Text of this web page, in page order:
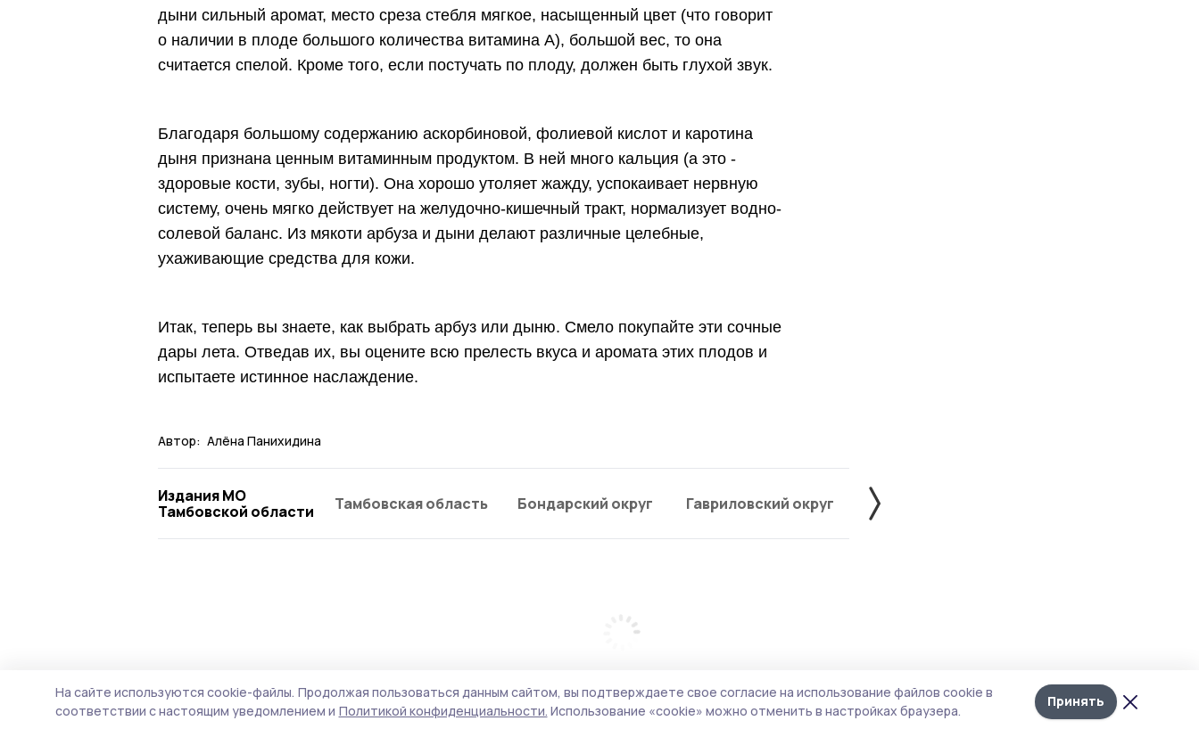
Лента
новостей
дыни сильный аромат, место среза стебля мягкое, насыщенный цвет (что говорит
о наличии в плоде большого количества витамина А), большой вес, то она
считается спелой. Кроме того, если постучать по плоду, должен быть глухой звук.
Благодаря большому содержанию аскорбиновой, фолиевой кислот и каротина
дыня признана ценным витаминным продуктом. В ней много кальция (а это -
здоровые кости, зубы, ногти). Она хорошо утоляет жажду, успокаивает нервную
систему, очень мягко действует на желудочно-кишечный тракт, нормализует водно-
солевой баланс. Из мякоти арбуза и дыни делают различные целебные,
ухаживающие средства для кожи.
Итак, теперь вы знаете, как выбрать арбуз или дыню. Смело покупайте эти сочные
дары лета. Отведав их, вы оцените всю прелесть вкуса и аромата этих плодов и
испытаете истинное наслаждение.
Автор: Алёна Панихидина
Издания МО
Тамбовской области
Тамбовская область Бондарский округ Гавриловский округ Жердевский округ
На сайте используются cookie-файлы. Продолжая пользоваться данным сайтом, вы подтверждаете свое согласие на использование файлов cookie в
соответствии с настоящим уведомлением и Политикой конфиденциальности. Использование «cookie» можно отменить в настройках браузера.
Принять